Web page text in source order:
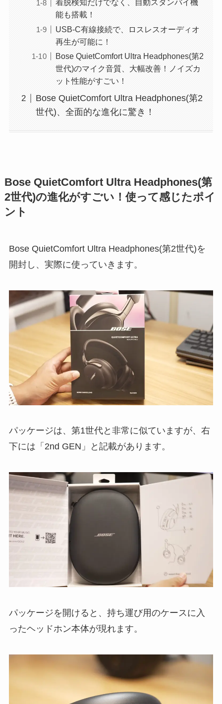
着脱検知だけでなく、自動スタンバイ機
能も搭載！
USB-C有線接続で、ロスレスオーディオ
再生が可能に！
Bose QuietComfort Ultra Headphones(第2
世代)のマイク音質、大幅改善！ノイズカ
ット性能がすごい！
Bose QuietComfort Ultra Headphones(第2
世代)、全面的な進化に驚き！
Bose QuietComfort Ultra Headphones(第
2世代)の進化がすごい！使って感じたポイ
ント
Bose QuietComfort Ultra Headphones(第2世代)を
開封し、実際に使っていきます。
パッケージは、第1世代と非常に似ていますが、右
下には「2nd GEN」と記載があります。
パッケージを開けると、持ち運び用のケースに入
ったヘッドホン本体が現れます。